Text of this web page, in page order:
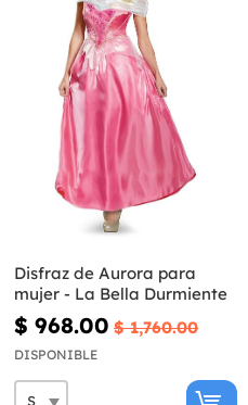
Disfraz de Aurora para
mujer - La Bella Durmiente
$ 968.00 $ 1,760.00
DISPONIBLE